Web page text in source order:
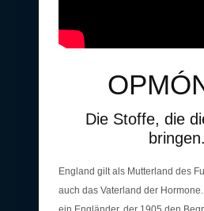
ΟΡΜ
Die Stoffe, die
bringen.
England gilt als Mutterland des
auch das Vaterland der